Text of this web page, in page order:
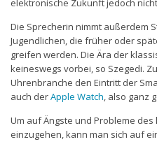
elektronische Zukunft jedoch
Die Sprecherin nimmt außerdem
Jugendlichen, die früher oder
greifen werden. Die Ära der
keineswegs vorbei, so Szegedi.
Uhrenbranche den Eintritt der
auch derApple Watch, also ganz
Um auf Ängste und Probleme
einzugehen, kann man sich auf